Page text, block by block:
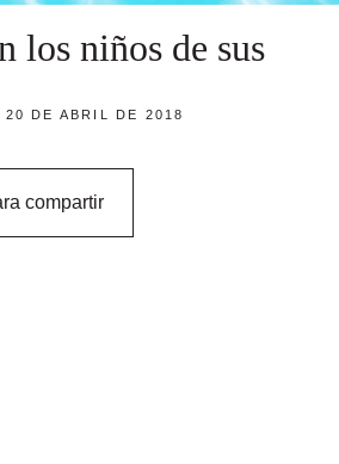
los niños de sus
20 DE ABRIL DE 2018
compartir